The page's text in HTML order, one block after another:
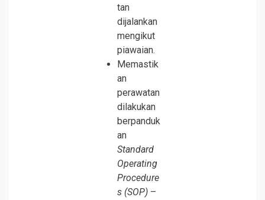
tan
dijalankan
mengikut
piawaian.
Memastik
an
perawatan
dilakukan
berpanduk
an
Standard
Operating
Procedure
s (SOP) –